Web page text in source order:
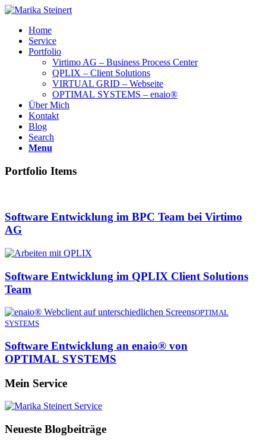
Home
Service
Portfolio
Virtimo AG – Business Process Center
QPLIX – Client Solutions
VIRTUAL GRID – Webseite
OPTIMAL SYSTEMS – enaio®
Über Mich
Kontakt
Blog
Search
Menu
Portfolio Items
Software Entwicklung im BPC Team bei Virtimo
AG
Software Entwicklung im QPLIX Client Solutions
Team
OPTIMAL
SYSTEMS
Software Entwicklung an enaio® von
OPTIMAL SYSTEMS
Mein Service
Neueste Blogbeiträge